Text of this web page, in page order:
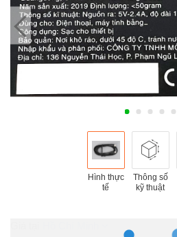
Hình thực
tế
Thông số
kỹ thuật